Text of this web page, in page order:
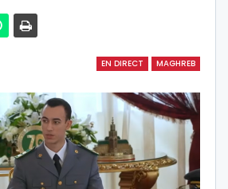
EN DIRECT MAGHREB